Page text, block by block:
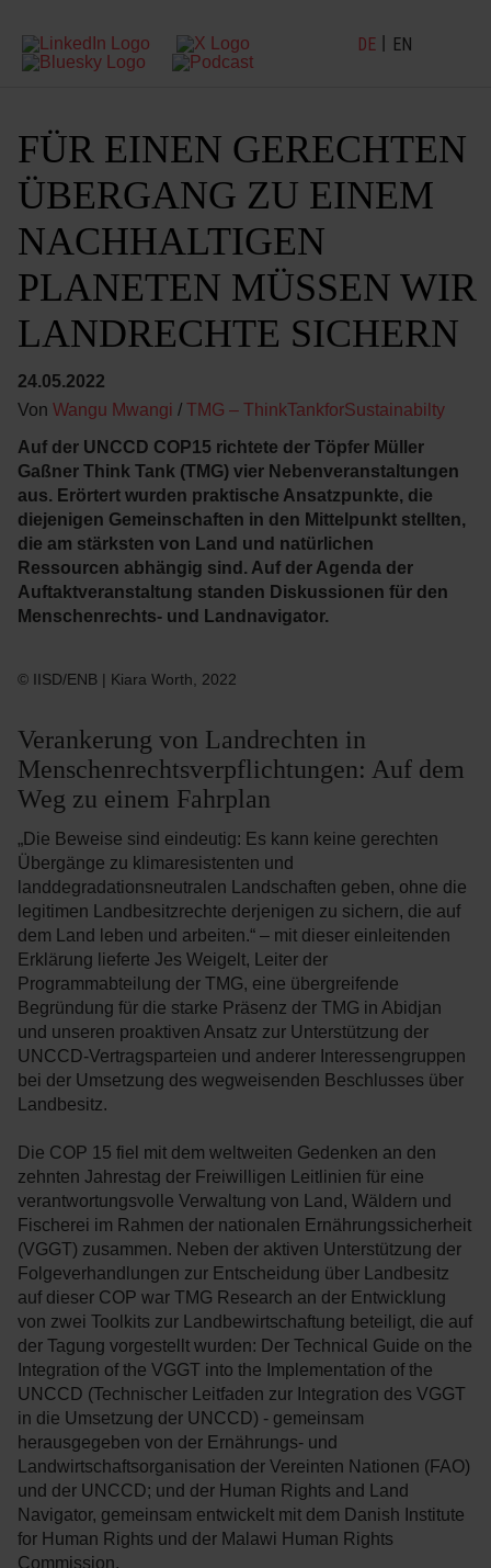
DE EN
FÜR EINEN GERECHTEN
ÜBERGANG ZU EINEM
NACHHALTIGEN
PLANETEN MÜSSEN WIR
LANDRECHTE SICHERN
24.05.2022
Von Wangu Mwangi / TMG – ThinkTankforSustainabilty
Auf der UNCCD COP15 richtete der Töpfer Müller
Gaßner Think Tank (TMG) vier Nebenveranstaltungen
aus. Erörtert wurden praktische Ansatzpunkte, die
diejenigen Gemeinschaften in den Mittelpunkt stellten,
die am stärksten von Land und natürlichen
Ressourcen abhängig sind. Auf der Agenda der
Auftaktveranstaltung standen Diskussionen für den
Menschenrechts- und Landnavigator.
© IISD/ENB | Kiara Worth, 2022
Verankerung von Landrechten in
Menschenrechtsverpflichtungen: Auf dem
Weg zu einem Fahrplan
„Die Beweise sind eindeutig: Es kann keine gerechten
Übergänge zu klimaresistenten und
landdegradationsneutralen Landschaften geben, ohne die
legitimen Landbesitzrechte derjenigen zu sichern, die auf
dem Land leben und arbeiten.“ – mit dieser einleitenden
Erklärung lieferte Jes Weigelt, Leiter der
Programmabteilung der TMG, eine übergreifende
Begründung für die starke Präsenz der TMG in Abidjan
und unseren proaktiven Ansatz zur Unterstützung der
UNCCD-Vertragsparteien und anderer Interessengruppen
bei der Umsetzung des wegweisenden Beschlusses über
Landbesitz.
Die COP 15 fiel mit dem weltweiten Gedenken an den
zehnten Jahrestag der Freiwilligen Leitlinien für eine
verantwortungsvolle Verwaltung von Land, Wäldern und
Fischerei im Rahmen der nationalen Ernährungssicherheit
(VGGT) zusammen. Neben der aktiven Unterstützung der
Folgeverhandlungen zur Entscheidung über Landbesitz
auf dieser COP war TMG Research an der Entwicklung
von zwei Toolkits zur Landbewirtschaftung beteiligt, die auf
der Tagung vorgestellt wurden: Der Technical Guide on the
Integration of the VGGT into the Implementation of the
UNCCD (Technischer Leitfaden zur Integration des VGGT
in die Umsetzung der UNCCD) - gemeinsam
herausgegeben von der Ernährungs- und
Landwirtschaftsorganisation der Vereinten Nationen (FAO)
und der UNCCD; und der Human Rights and Land
Navigator, gemeinsam entwickelt mit dem Danish Institute
for Human Rights und der Malawi Human Rights
Commission.